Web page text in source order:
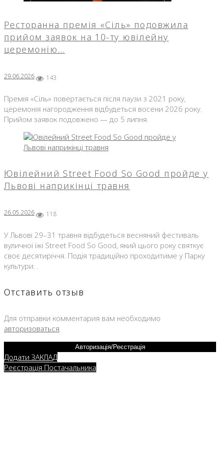
Ресторанна премія «Сіль» подовжила
прийом заявок на 10-ту ювілейну
церемонію…
29.06.2026 143
Премія «Сіль» повертається після паузи з 2021 року,
церемонія нагородження відбудеться восени 2026 року.
Прийом заявок подовжено — до 5 липня.
Ювілейний Street Food So Good пройде у
Львові наприкінці травня
26.05.2026 118
У Львові 29–31 травня відбудеться весняний фестиваль
вуличної їжі Street Food So Good, який цього року святкує
своє десятиріччя. Подія традиційно проходитиме у Парку
культури…
Отставить отзыв
Для отправки комментария вам необходимо
авторизоваться
Авторизація/Реєстрація
Додати ЗАКЛАД
Реєстрація Постачальника